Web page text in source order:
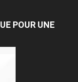
POUR UNE